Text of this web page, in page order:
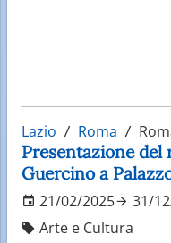
Lazio Roma
Presentazione del
Guercino a
21/02/2025
31/
Arte e Cultura